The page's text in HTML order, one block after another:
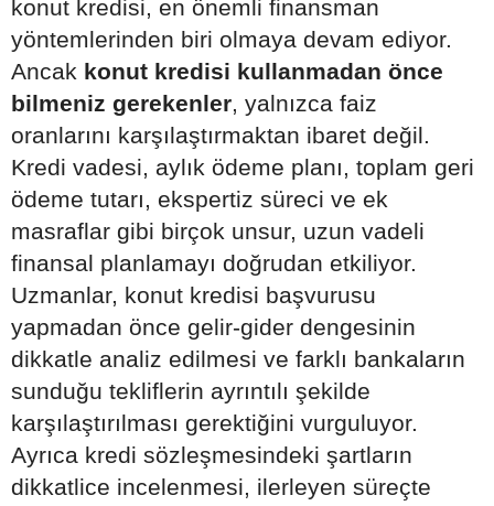
konut kredisi, en önemli finansman
yöntemlerinden biri olmaya devam ediyor.
Ancak konut kredisi kullanmadan önce
bilmeniz gerekenler, yalnızca faiz
oranlarını karşılaştırmaktan ibaret değil.
Kredi vadesi, aylık ödeme planı, toplam geri
ödeme tutarı, ekspertiz süreci ve ek
masraflar gibi birçok unsur, uzun vadeli
finansal planlamayı doğrudan etkiliyor.
Uzmanlar, konut kredisi başvurusu
yapmadan önce gelir-gider dengesinin
dikkatle analiz edilmesi ve farklı bankaların
sunduğu tekliflerin ayrıntılı şekilde
karşılaştırılması gerektiğini vurguluyor.
Ayrıca kredi sözleşmesindeki şartların
dikkatlice incelenmesi, ilerleyen süreçte